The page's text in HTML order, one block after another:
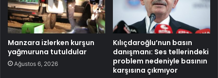
Manzara izlerken kurşun
yağmuruna tutuldular
Ağustos 6, 2026
Kılıçdaroğlu’nun basın
danışmanı: Ses tellerindeki
problem nedeniyle basının
karşısına çıkmıyor